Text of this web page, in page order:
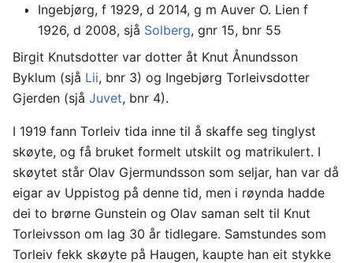
Ingebjørg, f 1929, d 2014, g m Auver O. Lien f
1926, d 2008, sjå Solberg, gnr 15, bnr 55
Birgit Knutsdotter var dotter åt Knut Ånundsson
Byklum (sjå Lii, bnr 3) og Ingebjørg Torleivsdotter
Gjerden (sjå Juvet, bnr 4).
I 1919 fann Torleiv tida inne til å skaffe seg tinglyst
skøyte, og få bruket formelt utskilt og matrikulert. I
skøytet står Olav Gjermundsson som seljar, han var då
eigar av Uppistog på denne tid, men i røynda hadde
dei to brørne Gunstein og Olav saman selt til Knut
Torleivsson om lag 30 år tidlegare. Samstundes som
Torleiv fekk skøyte på Haugen, kaupte han eit stykke